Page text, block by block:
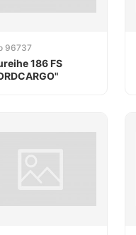
96737
186 FS